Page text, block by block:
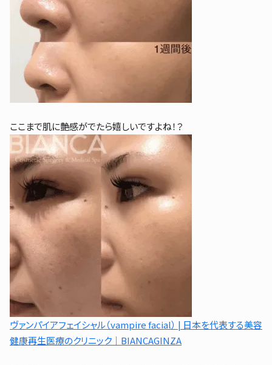
ここまで肌に艶感がでたら嬉しいですよね！？
ヴァンパイアフェイシャル（vampire facial） | 日本を代表する美容
健康再生医療のクリニック｜BIANCAGINZA